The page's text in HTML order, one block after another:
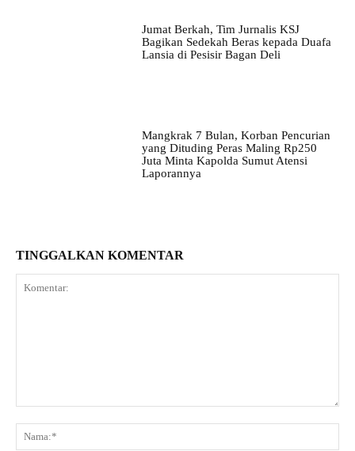
Jumat Berkah, Tim Jurnalis KSJ
Bagikan Sedekah Beras kepada Duafa
Lansia di Pesisir Bagan Deli
Mangkrak 7 Bulan, Korban Pencurian
yang Dituding Peras Maling Rp250
Juta Minta Kapolda Sumut Atensi
Laporannya
TINGGALKAN KOMENTAR